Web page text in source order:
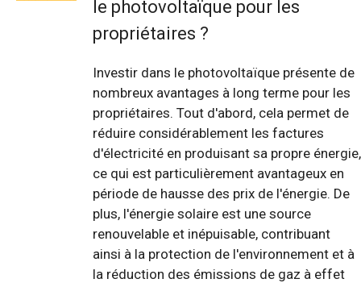
le photovoltaïque pour les
propriétaires ?
Investir dans le photovoltaïque présente de
nombreux avantages à long terme pour les
propriétaires. Tout d'abord, cela permet de
réduire considérablement les factures
d'électricité en produisant sa propre énergie,
ce qui est particulièrement avantageux en
période de hausse des prix de l'énergie. De
plus, l'énergie solaire est une source
renouvelable et inépuisable, contribuant
ainsi à la protection de l'environnement et à
la réduction des émissions de gaz à effet